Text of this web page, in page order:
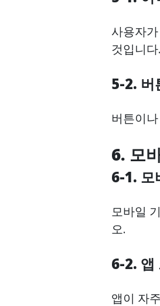
사용자
것입니다.
5-2. 버
버튼이
6. 모
6-1. 모
모바일
오.
6-2. 앱
앱이 자